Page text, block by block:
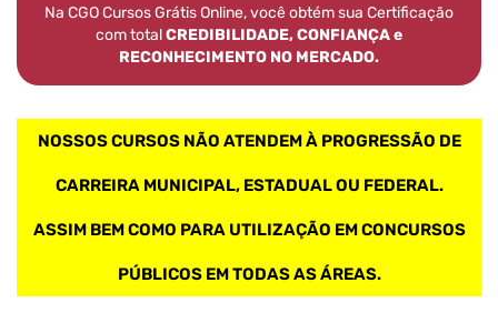
Na CGO Cursos Grátis Online, você obtém sua Certificação
com totalCREDIBILIDADE, CONFIANÇA e
RECONHECIMENTO NO MERCADO.
NOSSOS CURSOS NÃO ATENDEM À PROGRESSÃO DE
CARREIRA MUNICIPAL, ESTADUAL OU FEDERAL.
ASSIM BEM COMO PARA UTILIZAÇÃO EM CONCURSOS
PÚBLICOS EM TODAS AS ÁREAS.